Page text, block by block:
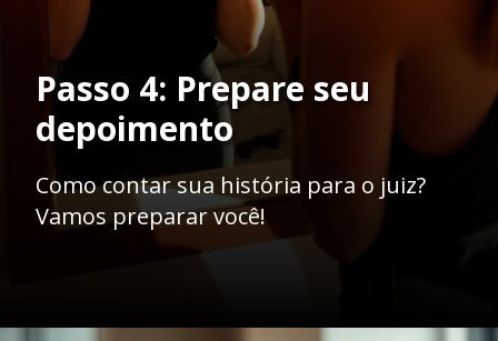
Passo 4: Prepare seu
depoimento
Como contar sua história para o juiz?
Vamos preparar você!